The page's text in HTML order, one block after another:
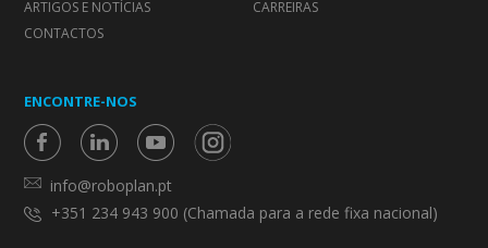
ARTIGOS E NOTÍCIAS
CARREIRAS
CONTACTOS
ENCONTRE-NOS
info@roboplan.pt
+351 234 943 900 (Chamada para a rede fixa nacional)